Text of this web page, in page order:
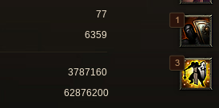
77
6359
3787160
62876200